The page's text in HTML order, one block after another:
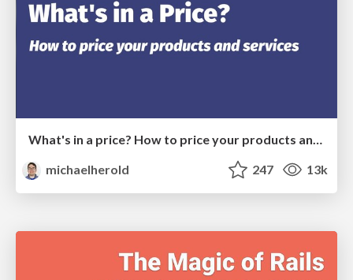
What's in a price? How to price your products and services
michaelherold
247 13k